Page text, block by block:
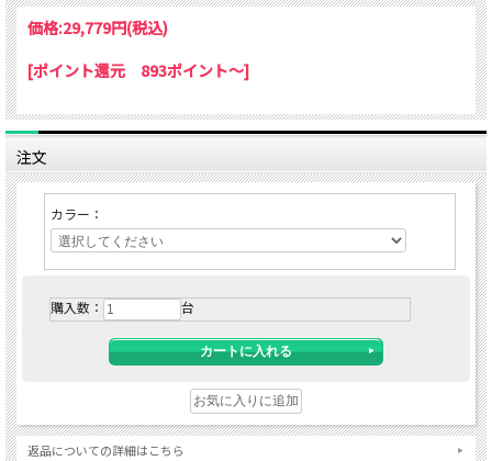
価格:29,779円(税込)
[ポイント還元 893ポイント～]
注文
カラー：
購入数： 台
返品についての詳細はこちら